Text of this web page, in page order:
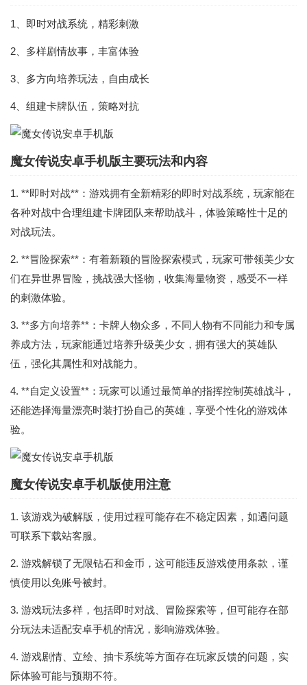
1、即时对战系统，精彩刺激
2、多样剧情故事，丰富体验
3、多方向培养玩法，自由成长
4、组建卡牌队伍，策略对抗
魔女传说安卓手机版主要玩法和内容
1. **即时对战**：游戏拥有全新精彩的即时对战系统，玩家能在
各种对战中合理组建卡牌团队来帮助战斗，体验策略性十足的
对战玩法。
2. **冒险探索**：有着新颖的冒险探索模式，玩家可带领美少女
们在异世界冒险，挑战强大怪物，收集海量物资，感受不一样
的刺激体验。
3. **多方向培养**：卡牌人物众多，不同人物有不同能力和专属
养成方法，玩家能通过培养升级美少女，拥有强大的英雄队
伍，强化其属性和对战能力。
4. **自定义设置**：玩家可以通过最简单的指挥控制英雄战斗，
还能选择海量漂亮时装打扮自己的英雄，享受个性化的游戏体
验。
魔女传说安卓手机版使用注意
1. 该游戏为破解版，使用过程可能存在不稳定因素，如遇问题
可联系下载站客服。
2. 游戏解锁了无限钻石和金币，这可能违反游戏使用条款，谨
慎使用以免账号被封。
3. 游戏玩法多样，包括即时对战、冒险探索等，但可能存在部
分玩法未适配安卓手机的情况，影响游戏体验。
4. 游戏剧情、立绘、抽卡系统等方面存在玩家反馈的问题，实
际体验可能与预期不符。